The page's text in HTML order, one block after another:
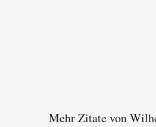
Mehr Zitate von